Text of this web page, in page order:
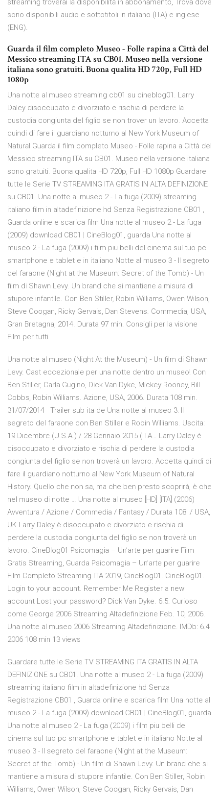
streaming troverai la disponibilità in abbonamento, Trova dove
sono disponibili audio e sottotitoli in italiano (ITA) e inglese
(ENG).
Guarda il film completo Museo - Folle rapina a Città del
Messico streaming ITA su CB01. Museo nella versione
italiana sono gratuiti. Buona qualita HD 720p, Full HD
1080p
Una notte al museo streaming cb01 su cineblog01. Larry
Daley disoccupato e divorziato e rischia di perdere la
custodia congiunta del figlio se non trover un lavoro. Accetta
quindi di fare il guardiano notturno al New York Museum of
Natural Guarda il film completo Museo - Folle rapina a Città del
Messico streaming ITA su CB01. Museo nella versione italiana
sono gratuiti. Buona qualita HD 720p, Full HD 1080p Guardare
tutte le Serie TV STREAMING ITA GRATIS IN ALTA DEFINIZIONE
su CB01. Una notte al museo 2 - La fuga (2009) streaming
italiano film in altadefinizione hd Senza Registrazione CB01 ,
Guarda online e scarica film Una notte al museo 2 - La fuga
(2009) download CB01 | CineBlog01, guarda Una notte al
museo 2 - La fuga (2009) i film piu belli del cinema sul tuo pc
smartphone e tablet e in italiano Notte al museo 3 - Il segreto
del faraone (Night at the Museum: Secret of the Tomb) - Un
film di Shawn Levy. Un brand che si mantiene a misura di
stupore infantile. Con Ben Stiller, Robin Williams, Owen Wilson,
Steve Coogan, Ricky Gervais, Dan Stevens. Commedia, USA,
Gran Bretagna, 2014. Durata 97 min. Consigli per la visione
Film per tutti.
Una notte al museo (Night At the Museum) - Un film di Shawn
Levy. Cast eccezionale per una notte dentro un museo! Con
Ben Stiller, Carla Gugino, Dick Van Dyke, Mickey Rooney, Bill
Cobbs, Robin Williams. Azione, USA, 2006. Durata 108 min.
31/07/2014 · Trailer sub ita de Una notte al museo 3: Il
segreto del faraone con Ben Stiller e Robin Williams. Uscita:
19 Dicembre (U.S.A.) / 28 Gennaio 2015 (ITA… Larry Daley è
disoccupato e divorziato e rischia di perdere la custodia
congiunta del figlio se non troverà un lavoro. Accetta quindi di
fare il guardiano notturno al New York Museum of Natural
History. Quello che non sa, ma che ben presto scoprirà, è che
nel museo di notte … Una notte al museo [HD] [ITA] (2006)
Avventura / Azione / Commedia / Fantasy / Durata 108′ / USA,
UK Larry Daley è disoccupato e divorziato e rischia di
perdere la custodia congiunta del figlio se non troverà un
lavoro. CineBlog01 Psicomagia – Un’arte per guarire Film
Gratis Streaming, Guarda Psicomagia – Un’arte per guarire
Film Completo Streaming ITA 2019, CineBlog01. CineBlog01.
Login to your account. Remember Me Register a new
account Lost your password? Dick Van Dyke. 6.5. Curioso
come George 2006 Streaming Altadefinizione Feb. 10, 2006.
Una notte al museo 2006 Streaming Altadefinizione. IMDb: 6.4
2006 108 min 13 views
Guardare tutte le Serie TV STREAMING ITA GRATIS IN ALTA
DEFINIZIONE su CB01. Una notte al museo 2 - La fuga (2009)
streaming italiano film in altadefinizione hd Senza
Registrazione CB01 , Guarda online e scarica film Una notte al
museo 2 - La fuga (2009) download CB01 | CineBlog01, guarda
Una notte al museo 2 - La fuga (2009) i film piu belli del
cinema sul tuo pc smartphone e tablet e in italiano Notte al
museo 3 - Il segreto del faraone (Night at the Museum:
Secret of the Tomb) - Un film di Shawn Levy. Un brand che si
mantiene a misura di stupore infantile. Con Ben Stiller, Robin
Williams, Owen Wilson, Steve Coogan, Ricky Gervais, Dan